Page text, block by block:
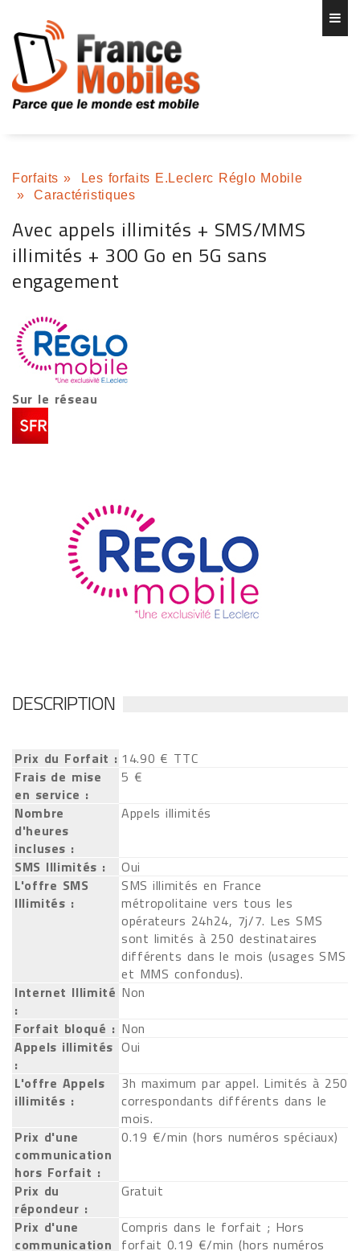
Forfaits »
Les forfaits E.Leclerc Réglo Mobile
»
Caractéristiques
Avec appels illimités + SMS/MMS
illimités + 300 Go en 5G sans
engagement
Sur le réseau
DESCRIPTION
Prix du Forfait : 14.90 € TTC
Frais de mise
en service :
5 €
Nombre
d'heures
incluses :
Appels illimités
SMS Illimités :
Oui
L'offre SMS
Illimités :
SMS illimités en France
métropolitaine vers tous les
opérateurs 24h24, 7j/7. Les SMS
sont limités à 250 destinataires
différents dans le mois (usages SMS
et MMS confondus).
Internet Illimité
:
Non
Forfait bloqué : Non
Appels illimités
:
Oui
L'offre Appels
illimités :
3h maximum par appel. Limités à 250
correspondants différents dans le
mois.
Prix d'une
communication
hors Forfait :
0.19 €/min (hors numéros spéciaux)
Prix du
répondeur :
Gratuit
Prix d'une
communication
Compris dans le forfait ; Hors
forfait 0.19 €/min (hors numéros